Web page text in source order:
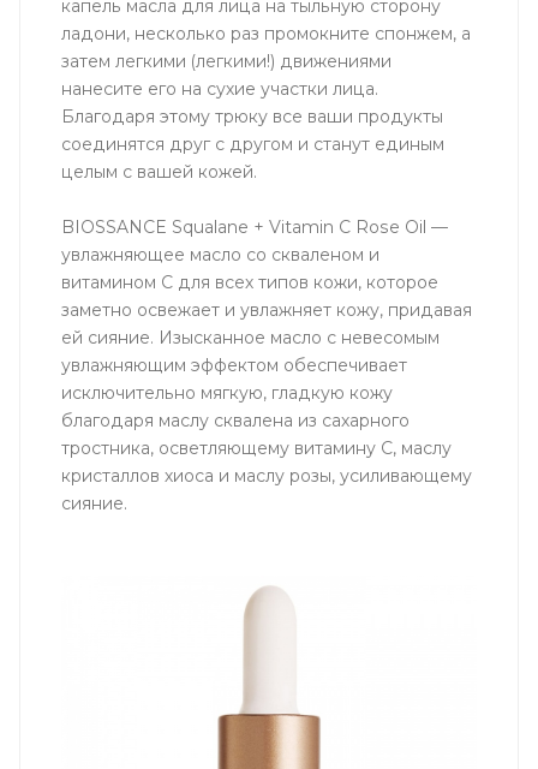
капель масла для лица на тыльную сторону
ладони, несколько раз промокните спонжем, а
затем легкими (легкими!) движениями
нанесите его на сухие участки лица.
Благодаря этому трюку все ваши продукты
соединятся друг с другом и станут единым
целым с вашей кожей.
BIOSSANCE Squalane + Vitamin C Rose Oil —
увлажняющее масло со скваленом и
витамином С для всех типов кожи, которое
заметно освежает и увлажняет кожу, придавая
ей сияние. Изысканное масло с невесомым
увлажняющим эффектом обеспечивает
исключительно мягкую, гладкую кожу
благодаря маслу сквалена из сахарного
тростника, осветляющему витамину С, маслу
кристаллов хиоса и маслу розы, усиливающему
сияние.